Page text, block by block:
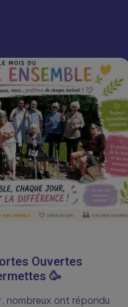
Ouvertes
🥳
nombreux ont répondu